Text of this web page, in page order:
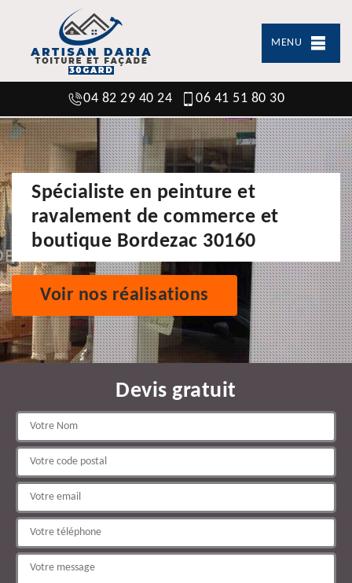
MENU
04 82 29 40 24 06 41 51 80 30
Spécialiste en peinture et
ravalement de commerce et
boutique Bordezac 30160
Voir nos réalisations
Devis gratuit